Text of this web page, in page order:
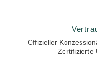
Offizieller
Zertifizierte